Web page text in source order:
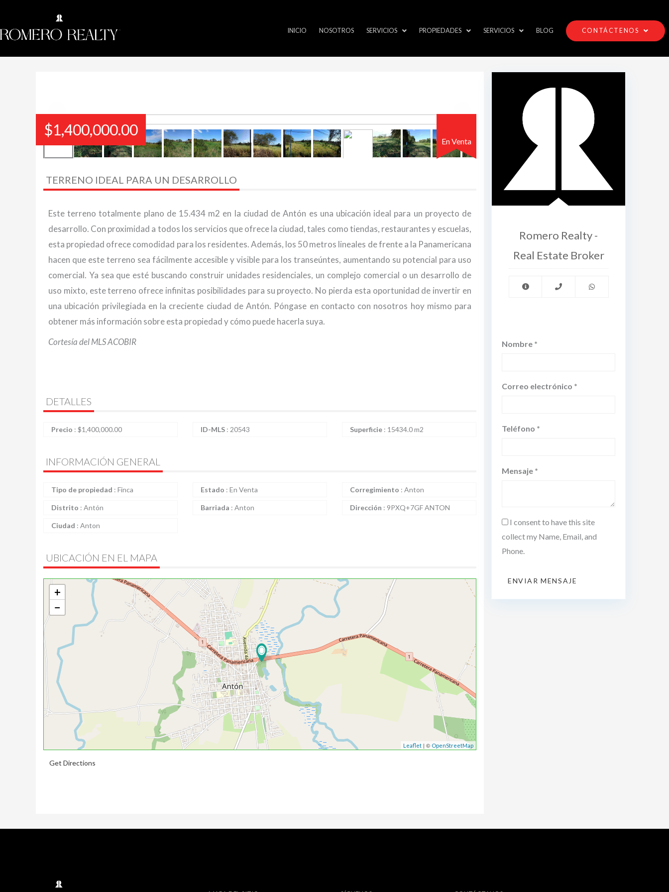
INICIO NOSOTROS SERVICIOS PROPIEDADES SERVICIOS BLOG CONTÁCTENOS
En Venta
$1,400,000.00
TERRENO IDEAL PARA UN DESARROLLO
Este terreno totalmente plano de 15.434 m2 en la ciudad de Antón es una ubicación ideal para un proyecto de
desarrollo. Con proximidad a todos los servicios que ofrece la ciudad, tales como tiendas, restaurantes y escuelas,
esta propiedad ofrece comodidad para los residentes. Además, los 50 metros lineales de frente a la Panamericana
hacen que este terreno sea fácilmente accesible y visible para los transeúntes, aumentando su potencial para uso
comercial. Ya sea que esté buscando construir unidades residenciales, un complejo comercial o un desarrollo de
uso mixto, este terreno ofrece infinitas posibilidades para su proyecto. No pierda esta oportunidad de invertir en
una ubicación privilegiada en la creciente ciudad de Antón. Póngase en contacto con nosotros hoy mismo para
obtener más información sobre esta propiedad y cómo puede hacerla suya.
Cortesía del MLS ACOBIR
DETALLES
Precio : $1,400,000.00 ID-MLS : 20543 Superficie : 15434.0 m2
INFORMACIÓN GENERAL
Tipo de propiedad : Finca Estado : En Venta Corregimiento : Anton
Distrito : Antón Barriada : Anton Dirección : 9PXQ+7GF ANTON
Ciudad : Anton
UBICACIÓN EN EL MAPA
+
−
Leaflet | © OpenStreetMap
Get Directions
Romero Realty -
Real Estate Broker
Nombre *
Correo electrónico *
Teléfono *
Mensaje *
I consent to have this site
collect my Name, Email, and
Phone.
ENVIAR MENSAJE